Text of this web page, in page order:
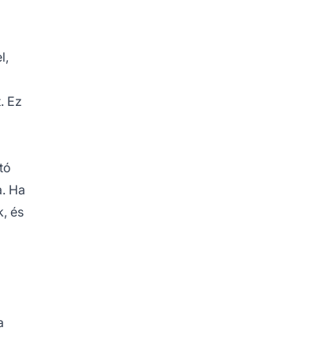
Ez
Ha
és